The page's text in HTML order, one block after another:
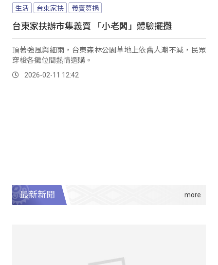
生活 台東家扶 義賣募捐
台東家扶辦市集義賣 「小老闆」體驗擺攤
頂著強風與細雨，台東森林公園草地上依舊人潮不減，民眾
穿梭各攤位間熱情選購。
2026-02-11 12:42
最新新聞